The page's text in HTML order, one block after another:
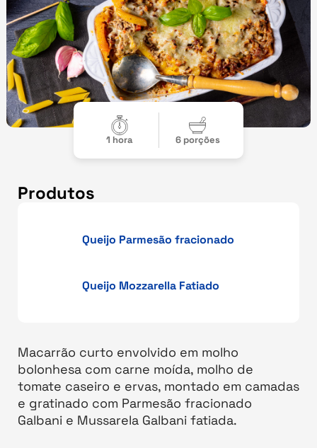
1 hora 6 porções
Produtos
Queijo Parmesão fracionado
Queijo Mozzarella Fatiado
Macarrão curto envolvido em molho
bolonhesa com carne moída, molho de
tomate caseiro e ervas, montado em camadas
e gratinado com Parmesão fracionado
Galbani e Mussarela Galbani fatiada.